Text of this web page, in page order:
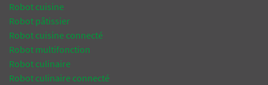
Robot cuisine
Robot pâtissier
Robot cuisine connecté
Robot multifonction
Robot culinaire
Robot culinaire connecté